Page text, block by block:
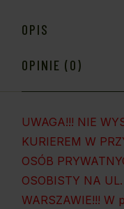
OPIS
OPINIE (0)
UWAGA!!! NIE
KURIEREM W
OSÓB
OSOBISTY NA
WARSZAWIE!!! W